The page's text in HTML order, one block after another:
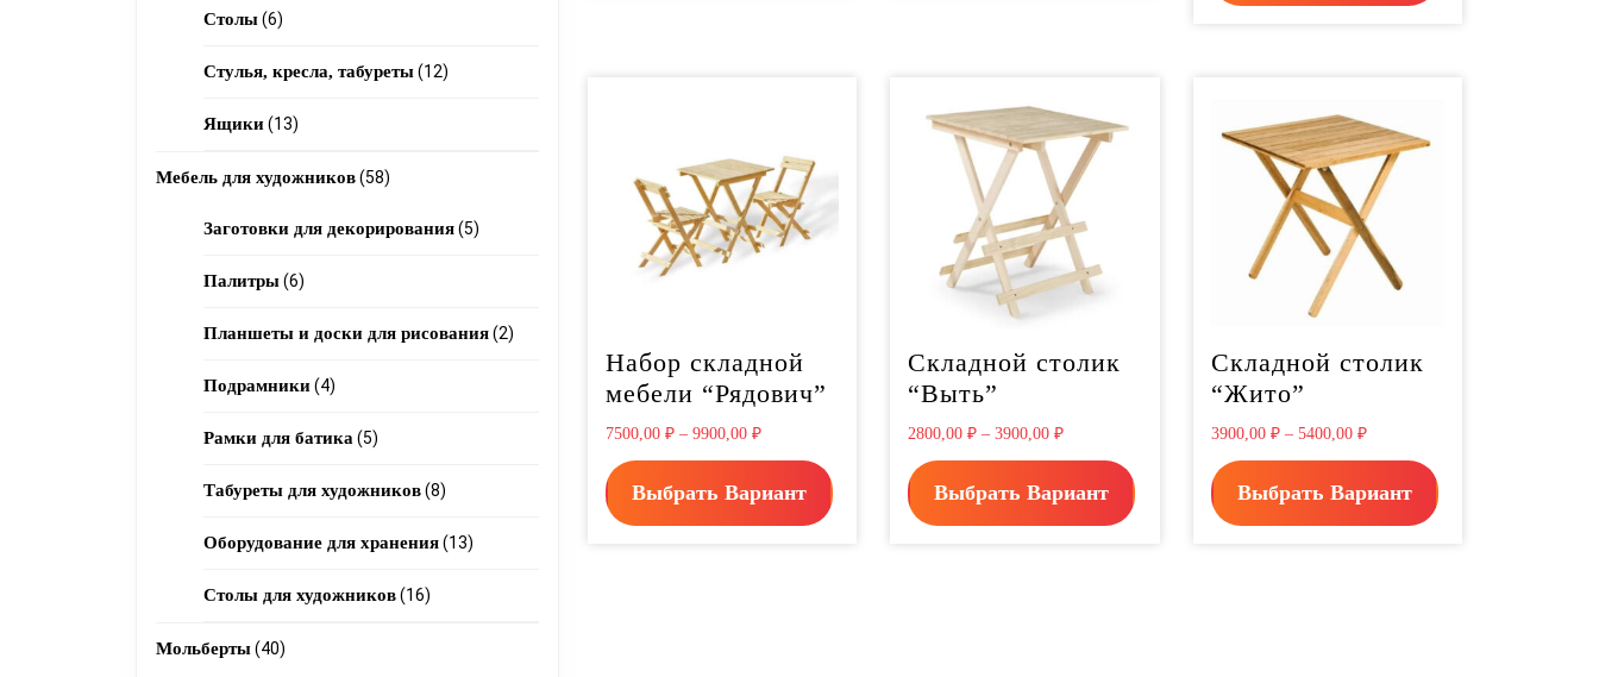
Столы 66
products
Стулья, кресла, табуреты 1212
Ящики 1313
products
Мебель для художников 5858
products
Заготовки для декорирования 55
Палитры 66
products
Планшеты и доски для рисования 22
Подрамники 44
products
Рамки для батика 55
products
Табуреты для художников 88
products
Оборудование для хранения 1313
Столы для художников 1616
Мольберты 4040
Набор складной
мебели “Рядович”
7500,00 ₽ – 9900,00 ₽
Выбрать Вариант
Складной столик
“Выть”
2800,00₽ –3900,00₽
Выбрать Вариант
Складной столик
“Жито”
3900,00 ₽– 5400,00 ₽
Выбрать Вариант